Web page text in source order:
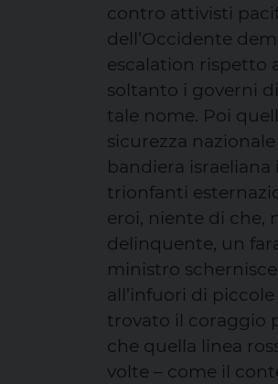
contro attivisti
dell’Occidente
escalation rispetto
soltanto i governi
tale nome. Poi
sicurezza
bandiera
trionfanti
eroi, niente di che,
delinquente, un
ministro
all’infuori di
trovato il coraggio
che quella linea
volte – come il